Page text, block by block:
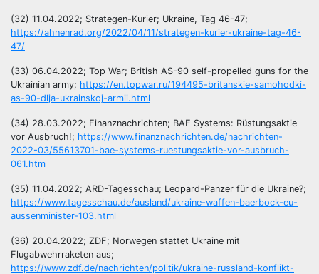
(32) 11.04.2022; Strategen-Kurier; Ukraine, Tag 46-47;
https://ahnenrad.org/2022/04/11/strategen-kurier-ukraine-tag-46-
47/
(33) 06.04.2022; Top War; British AS-90 self-propelled guns for the
Ukrainian army; https://en.topwar.ru/194495-britanskie-samohodki-
as-90-dlja-ukrainskoj-armii.html
(34) 28.03.2022; Finanznachrichten; BAE Systems: Rüstungsaktie
vor Ausbruch!; https://www.finanznachrichten.de/nachrichten-
2022-03/55613701-bae-systems-ruestungsaktie-vor-ausbruch-
061.htm
(35) 11.04.2022; ARD-Tagesschau; Leopard-Panzer für die Ukraine?;
https://www.tagesschau.de/ausland/ukraine-waffen-baerbock-eu-
aussenminister-103.html
(36) 20.04.2022; ZDF; Norwegen stattet Ukraine mit
Flugabwehrraketen aus;
https://www.zdf.de/nachrichten/politik/ukraine-russland-konflikt-